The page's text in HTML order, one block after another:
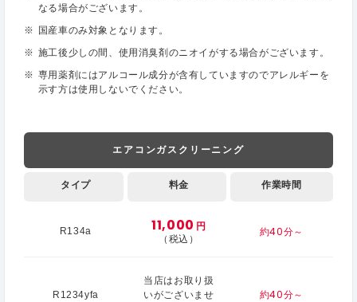
なる場合がございます。
国産車のみ対象となります。
施工後少しの間、使用消臭剤のニオイがする場合がございます。
専用薬剤にはアルコール成分が含有していますのでアレルギーを
示す方は使用しないでください。
エアコンガスクリーニング
タイプ 料金 作業時間
R134a 11,000 円
（税込）
約40分～
R1234yfa
当店はお取り扱
いがございませ
約40分～